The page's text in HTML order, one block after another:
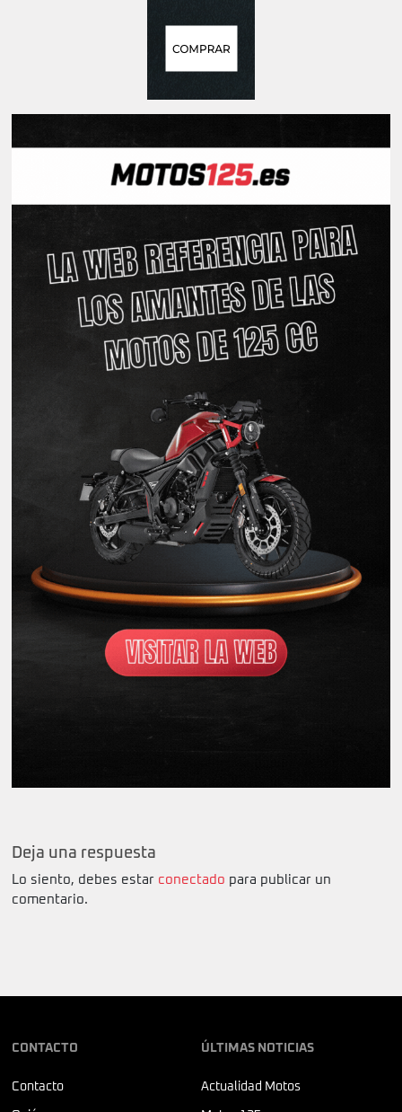
Deja una respuesta
Lo siento, debes estar conectado para publicar un
comentario.
CONTACTO
Contacto
ÚLTIMAS NOTICIAS
Actualidad Motos